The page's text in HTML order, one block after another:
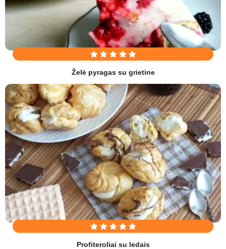
Želė pyragas su grietine
Profiteroliai su ledais